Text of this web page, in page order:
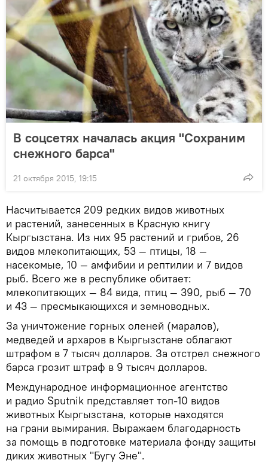
В соцсетях началась акция "Сохраним
снежного барса"
21 октября 2015, 19:15
Насчитывается 209 редких видов животных
и растений, занесенных в Красную книгу
Кыргызстана. Из них 95 растений и грибов, 26
видов млекопитающих, 53 — птицы, 18 —
насекомые, 10 — амфибии и рептилии и 7 видов
рыб. Всего же в республике обитает:
млекопитающих — 84 вида, птиц — 390, рыб — 70
и 43 — пресмыкающихся и земноводных.
За уничтожение горных оленей (маралов),
медведей и архаров в Кыргызстане облагают
штрафом в 7 тысяч долларов. За отстрел снежного
барса грозит штраф в 9 тысяч долларов.
Международное информационное агентство
и радио Sputnik представляет топ-10 видов
животных Кыргызстана, которые находятся
на грани вымирания. Выражаем благодарность
за помощь в подготовке материала фонду защиты
диких животных "Бугу Эне".